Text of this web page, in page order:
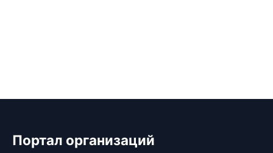
Портал организаций